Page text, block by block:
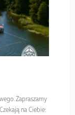
Zapraszamy
na Ciebie: